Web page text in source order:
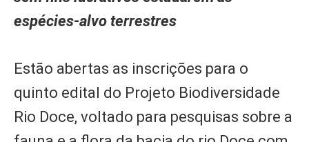
espécies-alvo terrestres
Estão abertas as inscrições para o
quinto edital do Projeto Biodiversidade
Rio Doce, voltado para pesquisas sobre a